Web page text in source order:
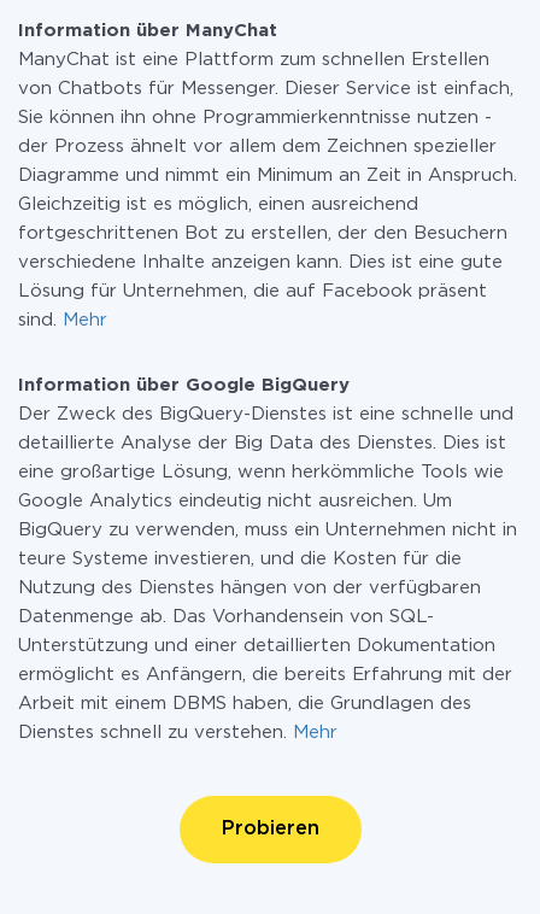
Weitere Informationen zuTarifen
Information über ManyChat
ManyChat ist eine Plattform zum schnellen Erstellen
von Chatbots für Messenger. Dieser Service ist einfach,
Sie können ihn ohne Programmierkenntnisse nutzen -
der Prozess ähnelt vor allem dem Zeichnen spezieller
Diagramme und nimmt ein Minimum an Zeit in Anspruch.
Gleichzeitig ist es möglich, einen ausreichend
fortgeschrittenen Bot zu erstellen, der den Besuchern
verschiedene Inhalte anzeigen kann. Dies ist eine gute
Lösung für Unternehmen, die auf Facebook präsent
sind.
Mehr
Information über Google BigQuery
Der Zweck des BigQuery-Dienstes ist eine schnelle und
detaillierte Analyse der Big Data des Dienstes. Dies ist
eine großartige Lösung, wenn herkömmliche Tools wie
Google Analytics eindeutig nicht ausreichen. Um
BigQuery zu verwenden, muss ein Unternehmen nicht in
teure Systeme investieren, und die Kosten für die
Nutzung des Dienstes hängen von der verfügbaren
Datenmenge ab. Das Vorhandensein von SQL-
Unterstützung und einer detaillierten Dokumentation
ermöglicht es Anfängern, die bereits Erfahrung mit der
Arbeit mit einem DBMS haben, die Grundlagen des
Dienstes schnell zu verstehen.
Mehr
Probieren